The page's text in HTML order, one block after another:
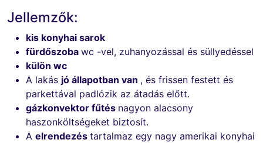
Jellemzők:
kis konyhai sarok
fürdőszoba wc -vel, zuhanyozással és süllyedéssel
külön wc
A lakás jó állapotban van , és frissen festett és
parkettával padlózik az átadás előtt.
gázkonvektor fűtés nagyon alacsony
haszonköltségeket biztosít.
A elrendezés tartalmaz egy nagy amerikai konyhai